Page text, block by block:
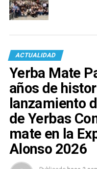
ACTUALIDAD
Yerba Mate
años de
lanzamiento
de Yerbas
mate en la
Alonso 2026